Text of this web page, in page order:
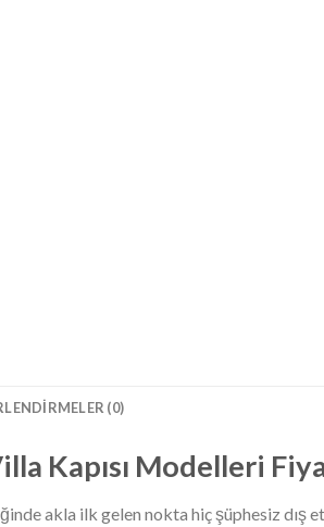
(0)
Kapısı Modelleri
akla ilk gelen nokta hiç şüphesiz dış